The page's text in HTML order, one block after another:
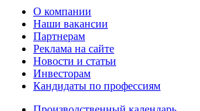
О компании
Наши вакансии
Партнерам
Реклама на сайте
Новости и статьи
Инвесторам
Кандидаты по профессиям